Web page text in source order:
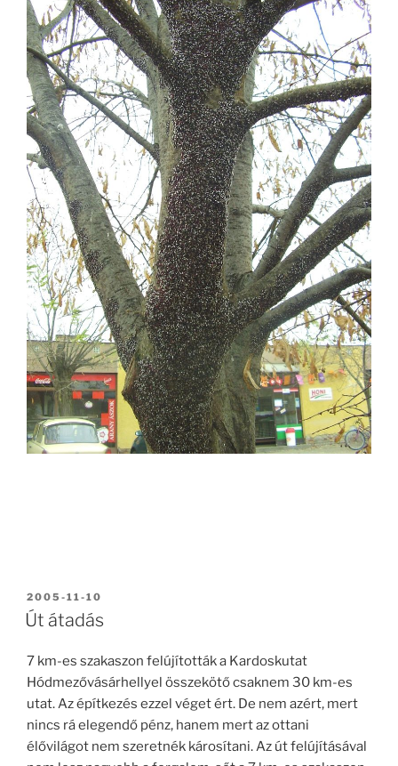
BEKÜLDVE:
2005-11-10
Út átadás
7 km-es szakaszon felújították a Kardoskutat
Hódmezővásárhellyel összekötő csaknem 30 km-es
utat. Az építkezés ezzel véget ért. De nem azért, mert
nincs rá elegendő pénz, hanem mert az ottani
élővilágot nem szeretnék károsítani. Az út felújításával